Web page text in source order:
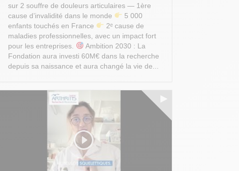
sur 2 souffre de douleurs articulaires — 1ère
cause d’invalidité dans le monde
5 000
enfants touchés en France
2ᵉ cause de
maladies professionnelles, avec un impact fort
pour les entreprises.
Ambition 2030 : La
Fondation aura investi 60M€ dans la recherche
depuis sa naissance et aura changé la vie de...